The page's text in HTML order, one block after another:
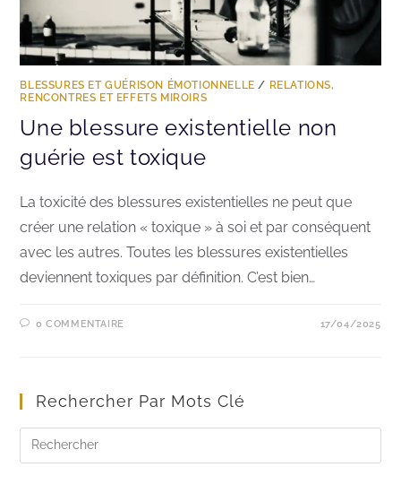
BLESSURES ET GUÉRISON ÉMOTIONNELLE / RELATIONS,
RENCONTRES ET EFFETS MIROIRS
Une blessure existentielle non
guérie est toxique
La toxicité des blessures existentielles ne peut que
créer une relation « toxique » à soi et par conséquent
avec les autres. Toutes les blessures existentielles
deviennent toxiques par définition. C’est bien…
0 COMMENTAIRE 17/04/2025
Rechercher Par Mots Clé